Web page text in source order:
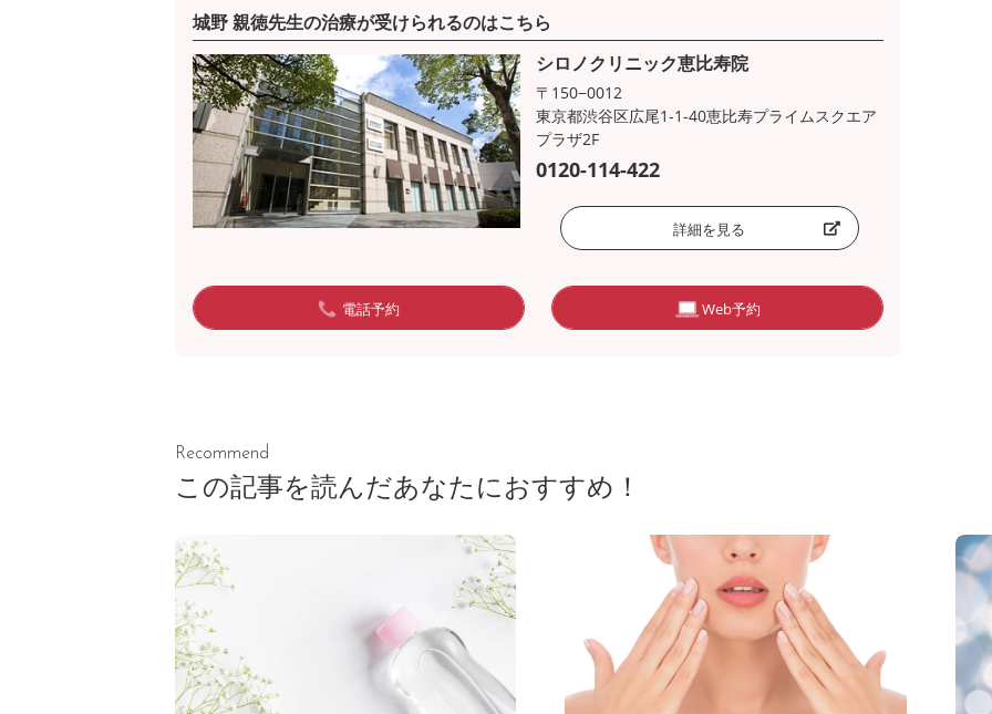
城野 親徳先生の治療が受けられるのはこちら
シロノクリニック恵比寿院
〒150−0012
東京都渋谷区広尾1-1-40恵比寿プライムスクエア
プラザ2F
0120-114-422
詳細を見る
電話予約 Web予約
Recommend
この記事を読んだあなたにおすすめ！